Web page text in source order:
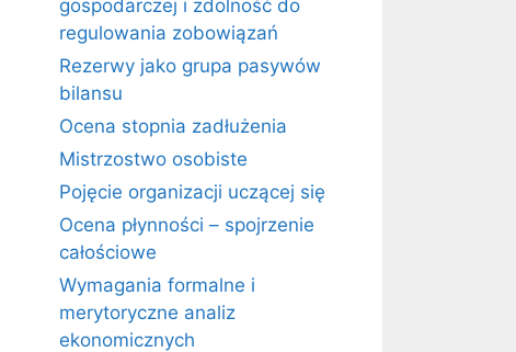
gospodarczej i zdolność do
regulowania zobowiązań
Rezerwy jako grupa pasywów
bilansu
Ocena stopnia zadłużenia
Mistrzostwo osobiste
Pojęcie organizacji uczącej się
Ocena płynności – spojrzenie
całościowe
Wymagania formalne i
merytoryczne analiz
ekonomicznych